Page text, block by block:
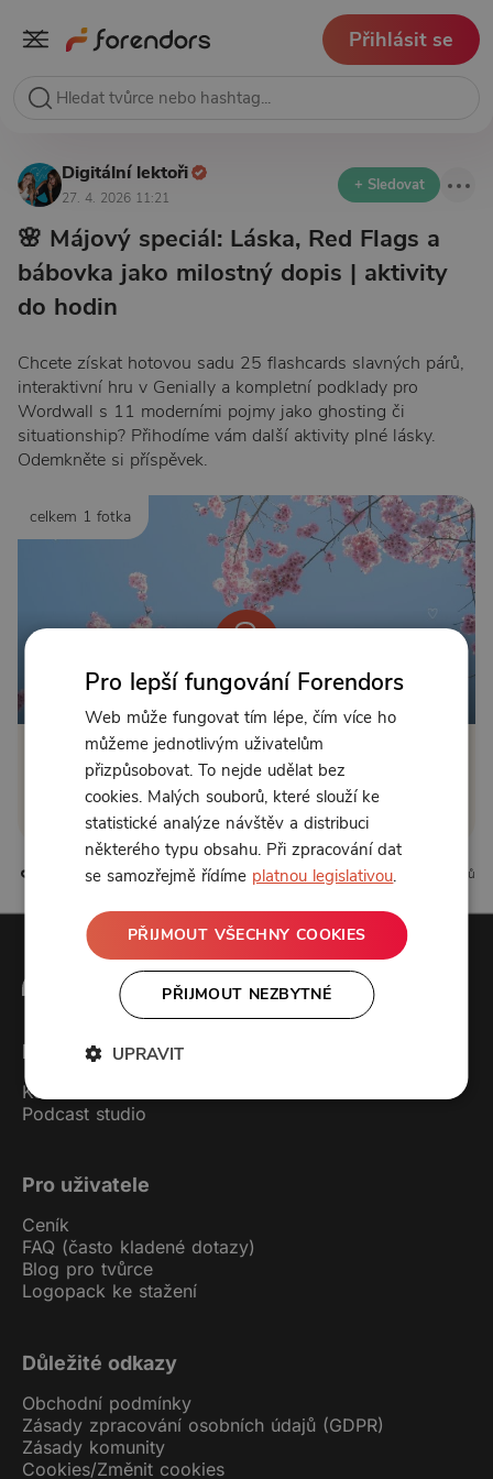
Přihlásit se
Digitální lektoři
27. 4. 2026 11:21
+ Sledovat
🌸 Májový speciál: Láska, Red Flags a
bábovka jako milostný dopis | aktivity
do hodin
Chcete získat hotovou sadu 25 flashcards slavných párů,
interaktivní hru v Genially a kompletní podklady pro
Wordwall s 11 moderními pojmy jako ghosting či
situationship? Přihodíme vám další aktivity plné lásky.
Odemkněte si příspěvek.
celkem 1 fotka
Od 155 Kč měsíčně
Klikněte pro odemčení
nebo se přihlaste
2 líbí 7 komentářů
Forendors
Kontakt
Podcast studio
Pro uživatele
Ceník
FAQ (často kladené dotazy)
Blog pro tvůrce
Logopack ke stažení
Důležité odkazy
Obchodní podmínky
Zásady zpracování osobních údajů (GDPR)
Zásady komunity
Cookies/Změnit cookies
Pro lepší fungování Forendors
Web může fungovat tím lépe, čím více ho
můžeme jednotlivým uživatelům
přizpůsobovat. To nejde udělat bez
cookies. Malých souborů, které slouží ke
statistické analýze návštěv a distribuci
některého typu obsahu. Při zpracování dat
se samozřejmě řídíme platnou legislativou.
PŘIJMOUT VŠECHNY COOKIES
PŘIJMOUT NEZBYTNÉ
UPRAVIT